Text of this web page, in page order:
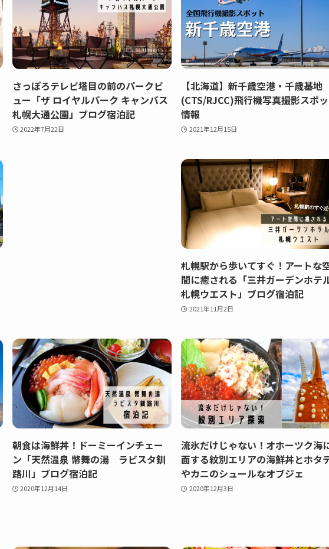
さっぽろテレビ塔目の前のパークビ
ュー「ザ ロイヤルパーク キャンバス
札幌大通公園」ブログ宿泊記
2022年7月22日
【北海道】新千歳空港・千歳基地
(CTS/RJCC)飛行機写真撮影スポ
情報
2021年12月15日
札幌駅から歩いてすぐ！アートな
間に癒される「三井ガーデンホテ
札幌ウエスト」ブログ宿泊記
2021年11月2日
朝食は海鮮丼！ドーミーインチェー
ン「天然温泉 幣舞の湯 ラビスタ釧
路川」ブログ宿泊記
2020年12月14日
流氷だけじゃない！オホーツク海
面する紋別エリアの海鮮丼とホタ
やカニのシュールなオブジェ
2020年12月3日